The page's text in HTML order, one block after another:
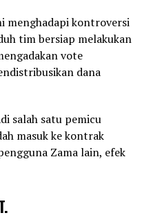
menghadapi kontroversi
tim bersiap melakukan
vote
dana
salah satu pemicu
masuk ke kontrak
Zama lain, efek